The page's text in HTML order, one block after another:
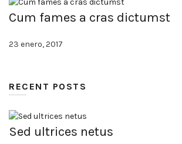
Cum fames a cras dictumst
23 enero, 2017
RECENT POSTS
Sed ultrices netus